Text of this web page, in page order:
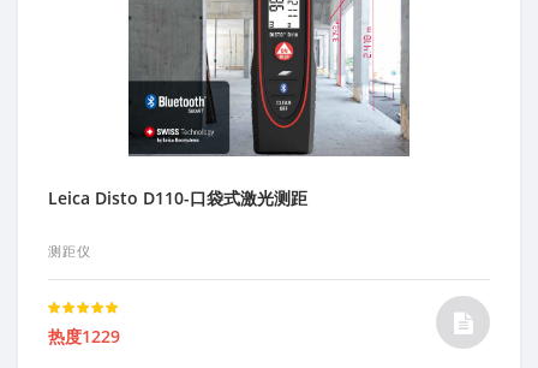
Leica Disto D110-口袋式激光测距
测距仪
Rated
5.00out of 5
热度1229